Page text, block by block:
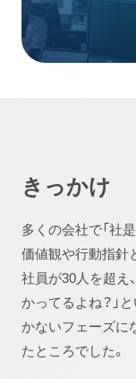
きっかけ
多くの会社で「社
価値観や行動指針
社員が30人を超え
かってるよね？」
かないフェーズに
たところでした。